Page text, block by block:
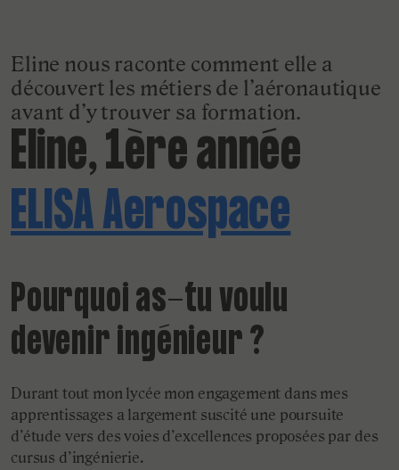
Eline nous raconte comment elle a
découvert les métiers de l’aéronautique
avant d’y trouver sa formation.
Eline, 1ère année
ELISA Aerospace
Pourquoi as-tu voulu
devenir ingénieur ?
Durant tout mon lycée mon engagement dans mes
apprentissages a largement suscité une poursuite
d’étude vers des voies d’excellences proposées par des
cursus d’ingénierie.